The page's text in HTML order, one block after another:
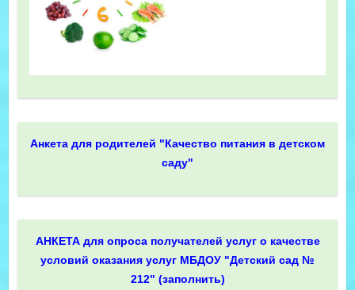
Анкета для родителей "Качество питания в детском
саду"
АНКЕТА для опроса получателей услуг о качестве
условий оказания услуг МБДОУ "Детский сад №
212" (заполнить)